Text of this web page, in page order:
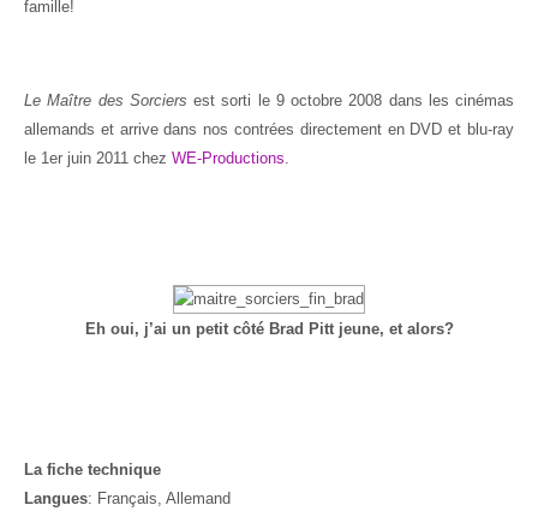
famille!
Le Maître des Sorciers est sorti le 9 octobre 2008 dans les cinémas
allemands et arrive dans nos contrées directement en DVD et blu-ray
le 1er juin 2011 chez WE-Productions.
Eh oui, j’ai un petit côté Brad Pitt jeune, et alors?
La fiche technique
Langues: Français, Allemand